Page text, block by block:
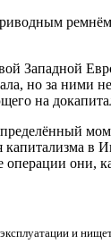
Западной
но за ними
на
они,
и